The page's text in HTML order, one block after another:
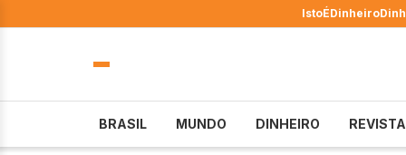
IstoÉDinheiro
BRASIL MUNDO DINHEIRO REVISTA